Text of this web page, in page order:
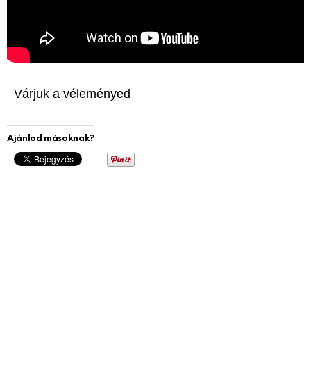
Várjuk a véleményed
Ajánlod másoknak?